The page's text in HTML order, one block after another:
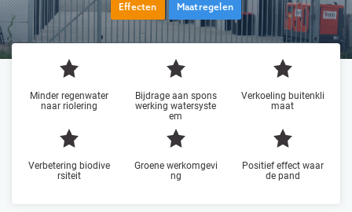
Effecten Maatregelen
Minder regenwater
naar riolering
Bijdrage aan spons
werking watersyste
em
Verkoeling buitenkli
maat
Verbetering biodive
rsiteit
Groene werkomgevi
ng
Positief effect waar
de pand